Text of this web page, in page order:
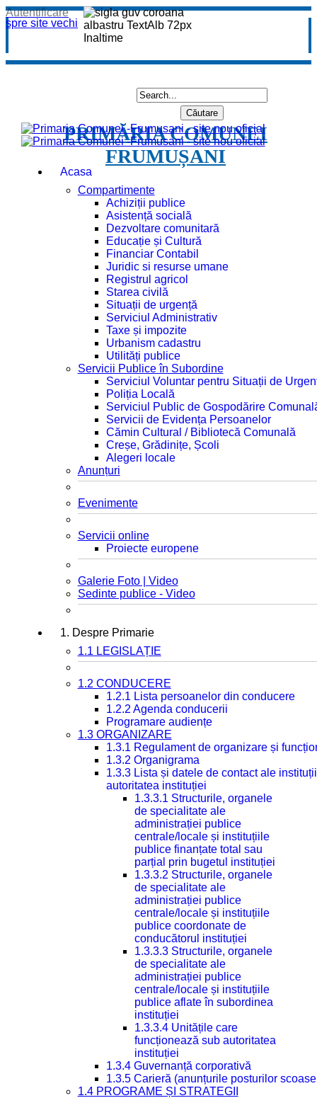
spre site vechi
Autentificare
PRIMĂRIA COMUNEI
FRUMUȘANI
Acasa
Compartimente
Achiziții publice
Asistență socială
Dezvoltare comunitară
Educație și Cultură
Financiar Contabil
Juridic si resurse umane
Registrul agricol
Starea civilă
Situații de urgență
Serviciul Administrativ
Taxe și impozite
Urbanism cadastru
Utilități publice
Servicii Publice în Subordine
Serviciul Voluntar pentru Situații de
Poliția Locală
Serviciul Public de Gospodărire
Servicii de Evidența Persoanelor
Cămin Cultural / Bibliotecă Comunală
Creșe, Grădinițe, Școli
Alegeri locale
Anunțuri
Evenimente
Servicii online
Proiecte europene
Galerie Foto | Video
Sedinte publice - Video
1. Despre Primarie
1.1 LEGISLAȚIE
1.2 CONDUCERE
1.2.1 Lista persoanelor din conducere
1.2.2 Agenda conducerii
Programare audiențe
1.3 ORGANIZARE
1.3.1 Regulament de organizare și
1.3.2 Organigrama
1.3.3 Lista și datele de contact ale
autoritatea instituției
1.3.3.1 Structurile, organele
de specialitate ale
administrației publice
centrale/locale și instituțiile
publice finanțate total sau
parțial prin bugetul instituției
1.3.3.2 Structurile, organele
de specialitate ale
administrației publice
centrale/locale și instituțiile
publice coordonate de
conducătorul instituției
1.3.3.3 Structurile, organele
de specialitate ale
administrației publice
centrale/locale și instituțiile
publice aflate în subordinea
instituției
1.3.3.4 Unitățile care
funcționează sub autoritatea
instituției
1.3.4 Guvernanță corporativă
1.3.5 Carieră (anunțurile posturilor
1.4 PROGRAME ȘI STRATEGII